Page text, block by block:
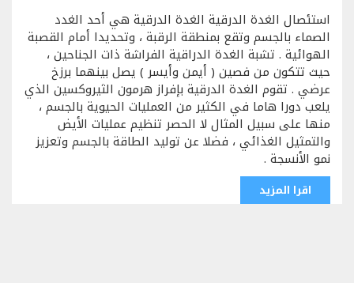
استئصال الغدة الدرقية الغدة الدرقية هي أحد الغدد
الصماء بالجسم وتقع بمنطقة الرقبة ، وتحديدا أمام القصبة
الهوائية . تشبة الغدة الدراقية الفراشة ذات الجناحين ،
حيث تتكون من فصين ( أيمن وأيسر ) يصل بينهما برزخ
عرضي . تقوم الغدة الدرقية بإفراز هرمون الثيروكسين الذي
يلعب دورا هاما في الكثير من العمليات الحيوية بالجسم ،
منها على سبيل المثال لا الحصر تنظيم عمليات الأيض
والتمثيل الغذائي ، فضلا عن توليد الطاقة بالجسم وتعزيز
نمو الأنسجة .
اقرا المزيد